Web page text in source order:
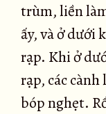
trùm, liền
ấy, và ở dưới
rạp. Khi ở
rạp, các cành
bóp nghẹt.